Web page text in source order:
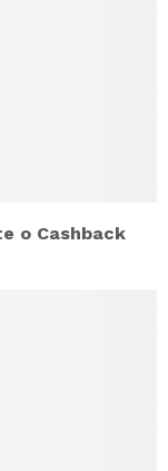
o Cashback